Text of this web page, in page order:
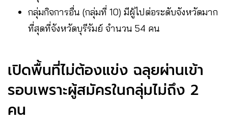
กลุ่มกิจการอื่น (กลุ่มที่ 10) มีผู้ไปต่อระดับจังหวัดมาก
ที่สุดที่จังหวัดบุรีรัมย์ จำนวน 54 คน
เปิดพื้นที่ไม่ต้องแข่ง ฉลุยผ่านเข้า
รอบเพราะผู้สมัครในกลุ่มไม่ถึง 2
คน